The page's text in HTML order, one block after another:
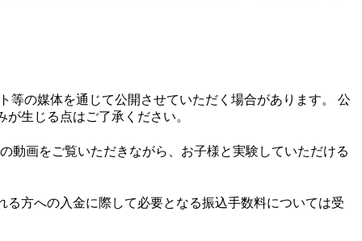
等の媒体を通じて公開させていただく場合があります。 公
生じる点はご了承ください。
動画をご覧いただきながら、お子様と実験していただける
方への入金に際して必要となる振込手数料については受